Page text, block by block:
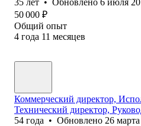
50 000 ₽
Общий опыт
4 года 11 месяцев
Коммерческий директор,
Технический директор,
54 года • Обновлено 26